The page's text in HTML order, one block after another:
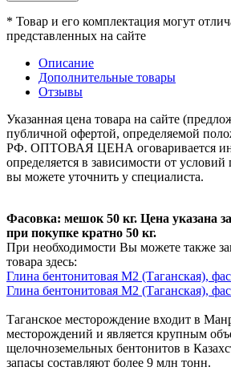
* Товар и его комплектация могут
представленных на сайте
Описание
Дополнительные товары
Отзывы
Указанная цена товара на сайте
публичной офертой, определяемой
РФ. ОПТОВАЯ ЦЕНА оговаривается
определяется в зависимости от
вы можете уточнить у специалиста.
Фасовка: мешок 50 кг. Цена указана
при покупке кратно 50 кг.
При необходимости Вы можете также
товара здесь:
Глина бентонитовая M2 (Таганская),
Глина бентонитовая M2 (Таганская),
Таганское месторождение входит в
месторождений и является крупным
щелочноземельных бентонитов в
запасы составляют более 9 млн тонн.